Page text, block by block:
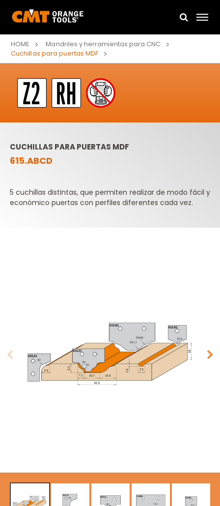
HOME
Mandriles y herramientas para CNC
Cuchillas para puertas MDF
CUCHILLAS PARA PUERTAS MDF
615.ABCD
5 cuchillas distintas, que permiten realizar de modo fácil y
económico puertas con perfiles diferentes cada vez.